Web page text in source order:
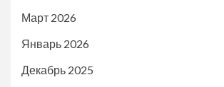
Март 2026
Январь 2026
Декабрь 2025